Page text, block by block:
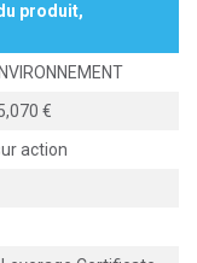
produit,
action